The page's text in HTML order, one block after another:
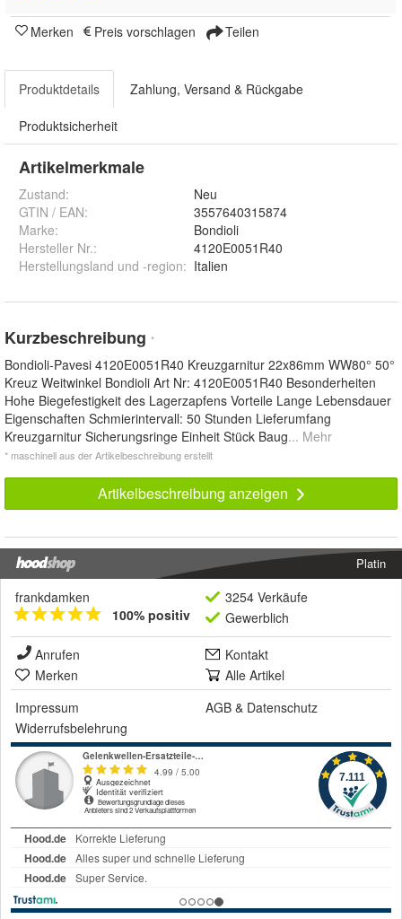
Merken Preis vorschlagen Teilen
Produktdetails Zahlung, Versand & Rückgabe
Produktsicherheit
Artikelmerkmale
Zustand:
Neu
GTIN / EAN:
3557640315874
Marke:
Bondioli
Hersteller Nr.:
4120E0051R40
Herstellungsland und -region: Italien
Kurzbeschreibung *
Bondioli-Pavesi 4120E0051R40 Kreuzgarnitur 22x86mm WW80° 50°
Kreuz Weitwinkel Bondioli Art Nr: 4120E0051R40 Besonderheiten
Hohe Biegefestigkeit des Lagerzapfens Vorteile Lange Lebensdauer
Eigenschaften Schmierintervall: 50 Stunden Lieferumfang
Kreuzgarnitur Sicherungsringe Einheit Stück Baug... Mehr
* maschinell aus der Artikelbeschreibung erstellt
Artikelbeschreibung anzeigen
Platin
frankdamken
100% positiv
3254 Verkäufe
Gewerblich
Anrufen
Kontakt
Merken
Alle Artikel
Impressum
AGB & Datenschutz
Widerrufsbelehrung